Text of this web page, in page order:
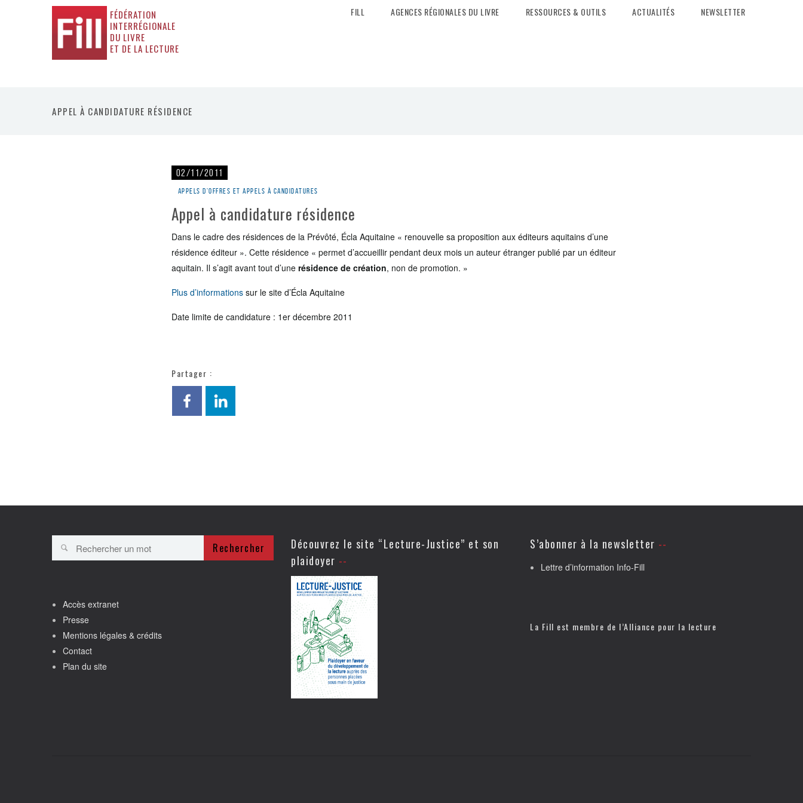
FÉDÉRATION
INTERRÉGIONALE
DU LIVRE
ET DE LA LECTURE
FILL AGENCES RÉGIONALES DU LIVRE RESSOURCES & OUTILS ACTUALITÉS NEWSLETTER
APPEL À CANDIDATURE RÉSIDENCE
02/11/2011
Appels d'offres et appels à candidatures
Appel à candidature résidence
Dans le cadre des résidences de la Prévôté, Écla Aquitaine « renouvelle sa proposition aux éditeurs aquitains d’une
résidence éditeur ». Cette résidence « permet d’accueillir pendant deux mois un auteur étranger publié par un éditeur
aquitain. Il s’agit avant tout d’une résidence de création, non de promotion. »
Plus d’informations sur le site d’Écla Aquitaine
Date limite de candidature : 1er décembre 2011
Partager :
Rechercher
Accès extranet
Presse
Mentions légales & crédits
Contact
Plan du site
Découvrez le site “Lecture-Justice” et son
plaidoyer
S’abonner à la newsletter
Lettre d’information Info-Fill
La Fill est membre de l’Alliance pour la lecture